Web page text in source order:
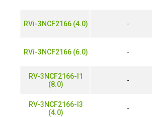
RVi-3NCF2166 (4.0)
RVi-3NCF2166 (6.0)
RV-3NCF2166-I1
(8.0)
RV-3NCF2166-I3
(4.0)
-
-
-
-